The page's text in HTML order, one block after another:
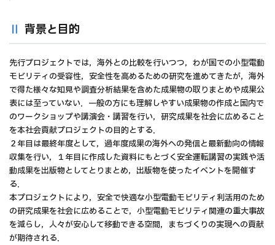
背景と目的
先行プロジェクトでは，海外との比較を行いつつ，わが国での小型電動
モビリティの受容性，安全性を高めるための研究を進めてきたが，海外
で得た様々な知見や調査分析結果を含めた成果物の取りまとめや成果公
表には至っていない．一般の方にも理解しやすい成果物の作成と国内で
のワークショップや講演会・講習を行い，研究成果を社会に広めること
を本社会貢献プロジェクトの目的とする．
２年目は最終年度として，過年度成果の海外への発信と最新動向の情報
収集を行い，１年目に作成した資料にもとづく安全運転講習の実践や活
動成果を出版物としてとりまとめ，出版物を使ったイベントを開催す
る．
本プロジェクトにより，安全で快適な小型電動モビリティ利活用のため
の研究成果を社会に広めることで，小型電動モビリティ関連の重大事故
を減らし，人々が安心して移動できる空間，まちづくりの実現への貢献
が期待される．